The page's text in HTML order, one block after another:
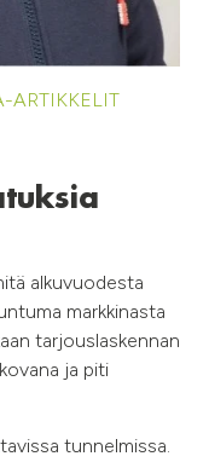
ARTIKKELIT
alkuvuodesta
markkinasta
tarjouslaskennan
ja piti
tunnelmissa.